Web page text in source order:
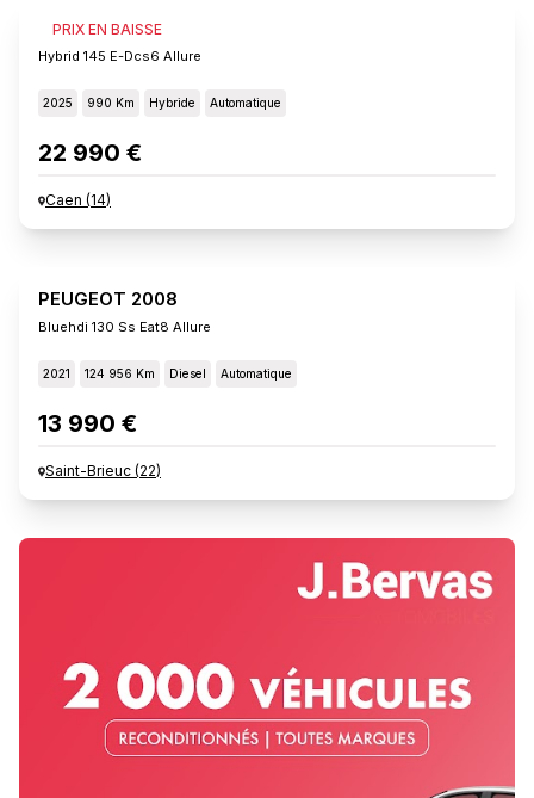
PRIX EN BAISSE
PEUGEOT 2008
Hybrid 145 E-Dcs6 Allure
2025 990 Km Hybride Automatique
22 990 €
Caen (14)
PEUGEOT 2008
Bluehdi 130 Ss Eat8 Allure
2021 124 956 Km Diesel Automatique
13 990 €
Saint-Brieuc (22)